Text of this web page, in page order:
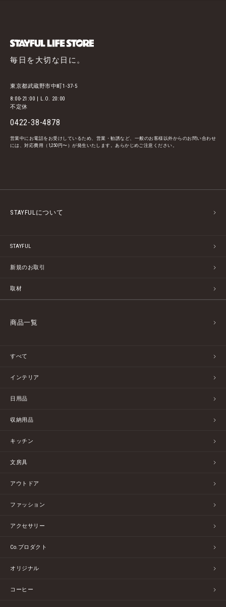
毎日を大切な日に。
東京都武蔵野市中町1-37-5
8:00-21:00 | L.O. 20:00
不定休
0422-38-4878
営業中にお電話をお受けしているため、営業・勧誘など、一般のお客様以外からのお問い合わせ
には、対応費用（1,250円〜）が発生いたします。あらかじめご注意ください。
STAYFULについて
STAYFUL
新規のお取引
取材
商品一覧
すべて
インテリア
日用品
収納用品
キッチン
文房具
アウトドア
ファッション
アクセサリー
Co.プロダクト
オリジナル
コーヒー